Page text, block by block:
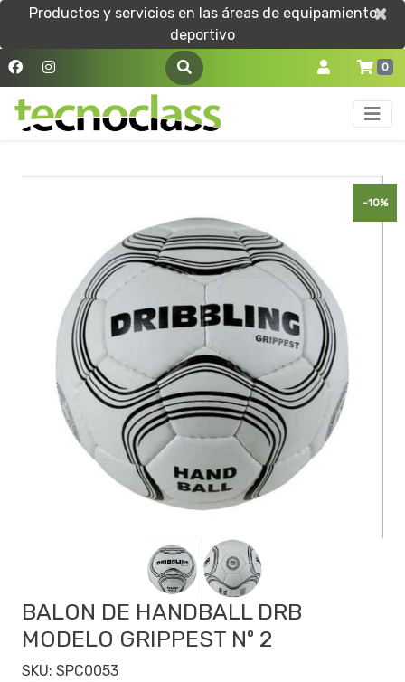
Productos y servicios en las áreas de equipamiento
deportivo
×
×
0
-10%
BALON DE HANDBALL DRB
MODELO GRIPPEST Nº 2
SKU: SPC0053